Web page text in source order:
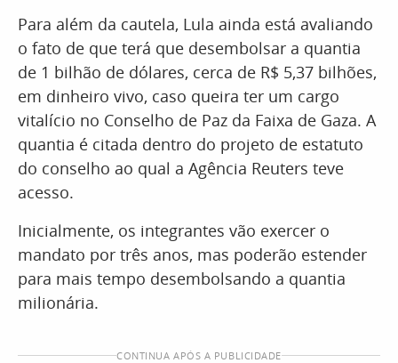
Para além da cautela, Lula ainda está avaliando
o fato de que terá que desembolsar a quantia
de 1 bilhão de dólares, cerca de R$ 5,37 bilhões,
em dinheiro vivo, caso queira ter um cargo
vitalício no Conselho de Paz da Faixa de Gaza. A
quantia é citada dentro do projeto de estatuto
do conselho ao qual a Agência Reuters teve
acesso.
Inicialmente, os integrantes vão exercer o
mandato por três anos, mas poderão estender
para mais tempo desembolsando a quantia
milionária.
CONTINUA APÓS A PUBLICIDADE